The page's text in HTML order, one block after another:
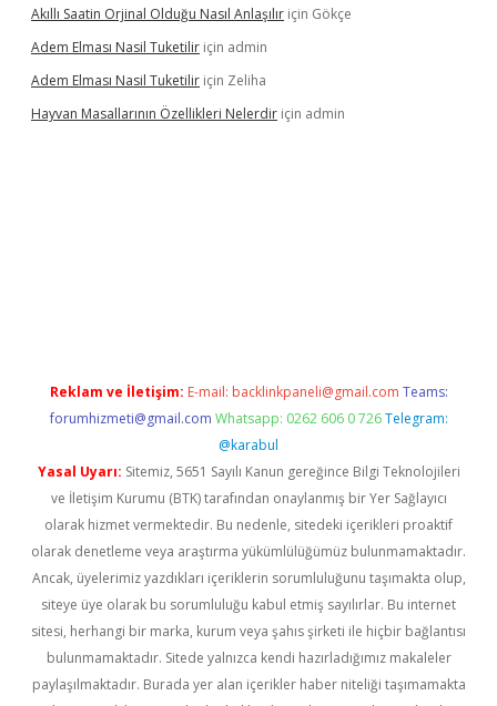
Akıllı Saatin Orjinal Olduğu Nasıl Anlaşılır için Gökçe
Adem Elması Nasil Tuketilir için admin
Adem Elması Nasil Tuketilir için Zeliha
Hayvan Masallarının Özellikleri Nelerdir için admin
Reklam ve İletişim: E-mail: backlinkpaneli@gmail.com Teams:
forumhizmeti@gmail.com Whatsapp: 0262 606 0 726 Telegram:
@karabul
Yasal Uyarı: Sitemiz, 5651 Sayılı Kanun gereğince Bilgi Teknolojileri
ve İletişim Kurumu (BTK) tarafından onaylanmış bir Yer Sağlayıcı
olarak hizmet vermektedir. Bu nedenle, sitedeki içerikleri proaktif
olarak denetleme veya araştırma yükümlülüğümüz bulunmamaktadır.
Ancak, üyelerimiz yazdıkları içeriklerin sorumluluğunu taşımakta olup,
siteye üye olarak bu sorumluluğu kabul etmiş sayılırlar. Bu internet
sitesi, herhangi bir marka, kurum veya şahıs şirketi ile hiçbir bağlantısı
bulunmamaktadır. Sitede yalnızca kendi hazırladığımız makaleler
paylaşılmaktadır. Burada yer alan içerikler haber niteliği taşımamakta